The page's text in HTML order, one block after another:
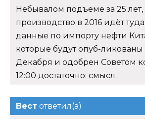
Небывалом подъеме за 25 лет,
производство в 2016 идёт
данные по импорту нефти
которые будут опуб-ликованы
Декабря и одобрен Советом
12:00 достаточно: смысл.
Вест ответил(а)